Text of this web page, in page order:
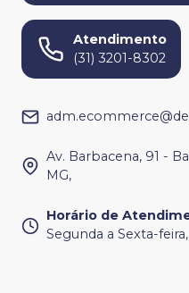
Atendimento
(31) 3201-8302
Av. Barbacena, 91 -
MG,
Horário de
Segunda a Sexta-